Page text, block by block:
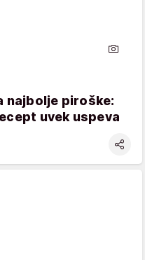
najbolje piroške:
uvek uspeva